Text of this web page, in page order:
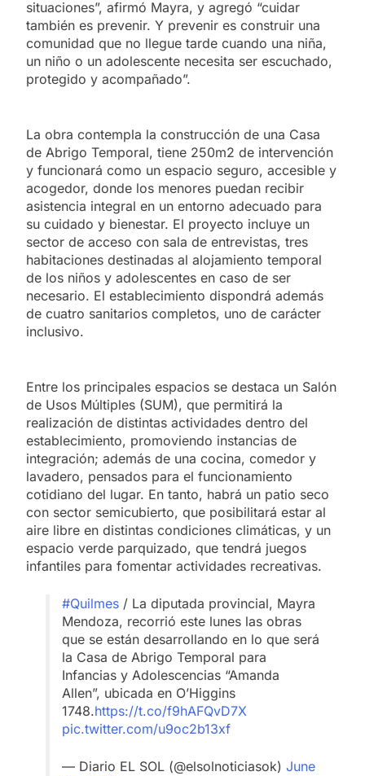
situaciones”, afirmó Mayra, y agregó “cuidar
también es prevenir. Y prevenir es construir una
comunidad que no llegue tarde cuando una niña,
un niño o un adolescente necesita ser escuchado,
protegido y acompañado”.
La obra contempla la construcción de una Casa
de Abrigo Temporal, tiene 250m2 de intervención
y funcionará como un espacio seguro, accesible y
acogedor, donde los menores puedan recibir
asistencia integral en un entorno adecuado para
su cuidado y bienestar. El proyecto incluye un
sector de acceso con sala de entrevistas, tres
habitaciones destinadas al alojamiento temporal
de los niños y adolescentes en caso de ser
necesario. El establecimiento dispondrá además
de cuatro sanitarios completos, uno de carácter
inclusivo.
Entre los principales espacios se destaca un Salón
de Usos Múltiples (SUM), que permitirá la
realización de distintas actividades dentro del
establecimiento, promoviendo instancias de
integración; además de una cocina, comedor y
lavadero, pensados para el funcionamiento
cotidiano del lugar. En tanto, habrá un patio seco
con sector semicubierto, que posibilitará estar al
aire libre en distintas condiciones climáticas, y un
espacio verde parquizado, que tendrá juegos
infantiles para fomentar actividades recreativas.
#Quilmes / La diputada provincial, Mayra
Mendoza, recorrió este lunes las obras
que se están desarrollando en lo que será
la Casa de Abrigo Temporal para
Infancias y Adolescencias “Amanda
Allen”, ubicada en O’Higgins
1748.https://t.co/f9hAFQvD7X
pic.twitter.com/u9oc2b13xf
— Diario EL SOL (@elsolnoticiasok) June